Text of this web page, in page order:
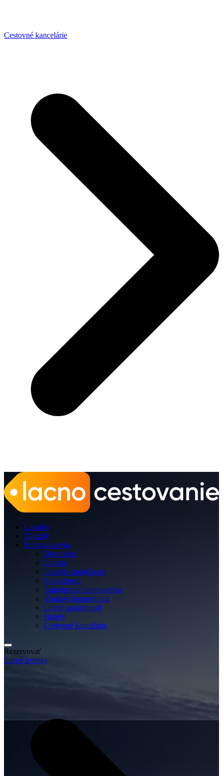
Cestovné kancelárie
Letenky
Zájazdy
Sprievodcovia
Destinácie
Letisko
Letecké spoločnosti
Spoločnosti
Autobusoví dopravcovia
Vlakoví dopravcovia
Lodné spoločnosti
Hotely
Cestovné kancelárie
Rezervovať
Lacné letenky